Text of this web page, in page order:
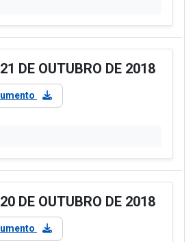
DE OUTUBRO DE 2018
DE OUTUBRO DE 2018